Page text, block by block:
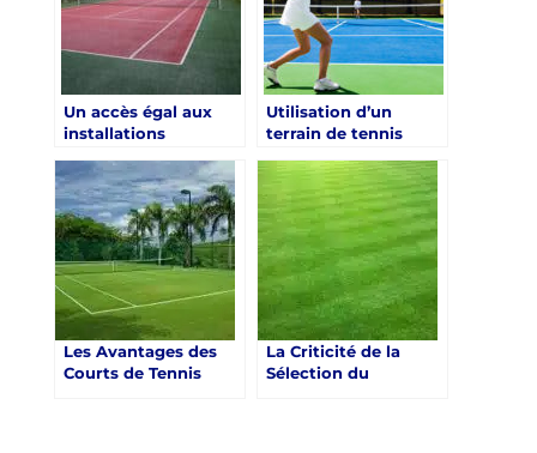
Un accès égal aux
installations
bien-être des
personnes
handicapées à Toulon
Utilisation d’un
terrain de tennis
rééducation pour les
seniors à Nice dans
les Alpes-Maritimes
Les Avantages des
Courts de Tennis
La Criticité de la
Sélection du